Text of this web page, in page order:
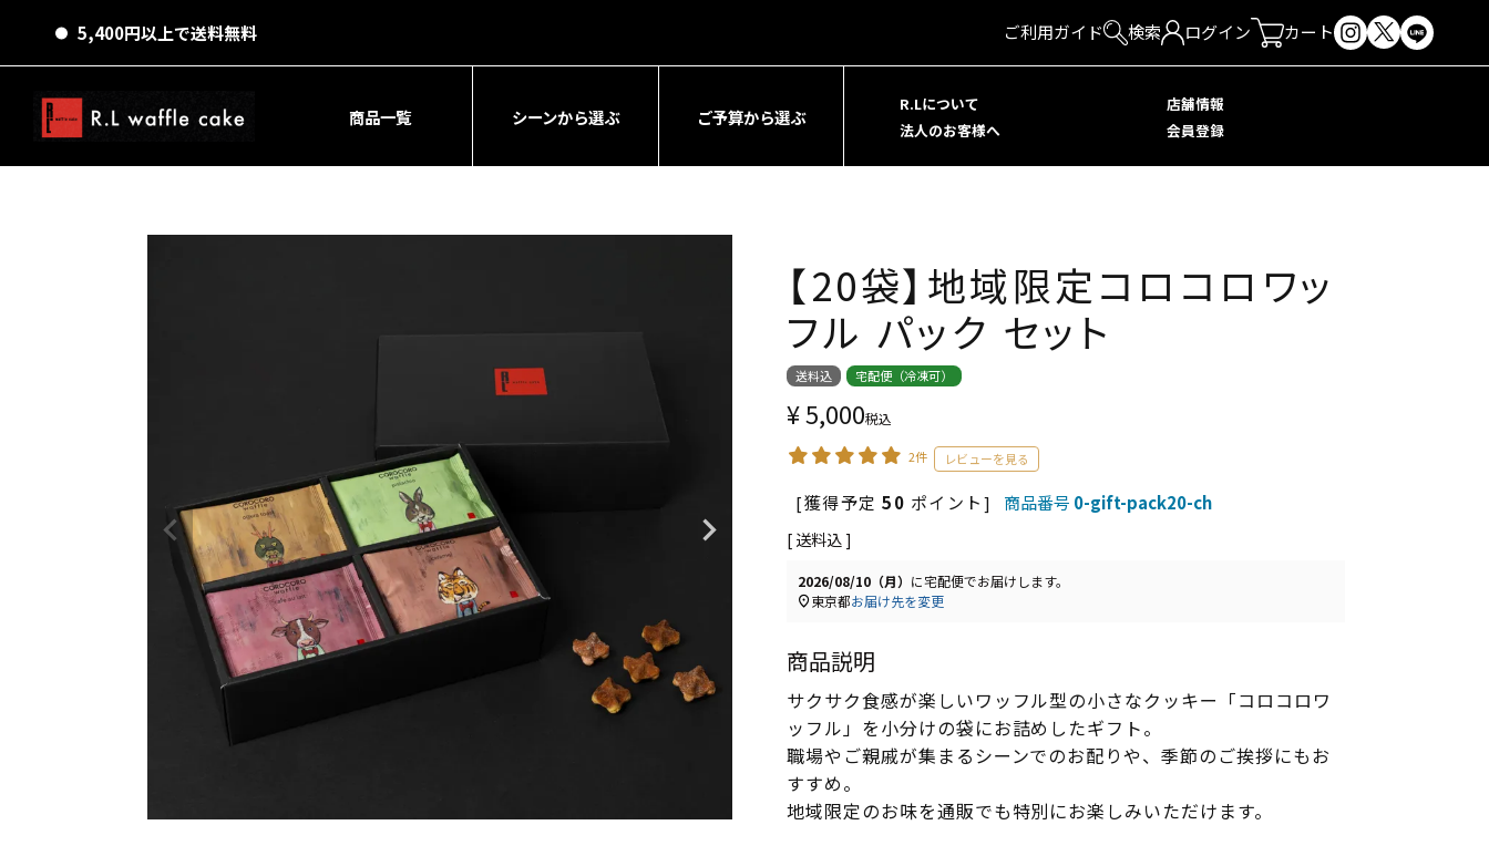
5,400円以上で送料無料 ご利用ガイド 検索 ログイン カート
商品一覧 シーンから選ぶ ご予算から選ぶ
R.Lについて
店舗情報
法人のお客様へ
会員登録
【20袋】地域限定コロコロワッ
フル パック セット
送料込 宅配便（冷凍可）
¥5,000税込
2件
[獲得予定 50 ポイント] 商品番号 0-gift-pack20-ch
送料込
2026/08/10（月） に宅配便でお届けします。
東京都お届け先を変更
商品説明
サクサク食感が楽しいワッフル型の小さなクッキー「コロコロワ
ッフル」を小分けの袋にお詰めしたギフト。
職場やご親戚が集まるシーンでのお配りや、季節のご挨拶にもお
すすめ。
地域限定のお味を通販でも特別にお楽しみいただけます。